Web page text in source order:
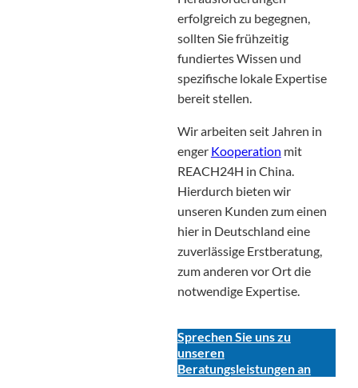
erfolgreich zu begegnen,
sollten Sie frühzeitig
fundiertes Wissen und
spezifische lokale Expertise
bereit stellen.
Wir arbeiten seit Jahren in
enger Kooperation mit
REACH24H in China.
Hierdurch bieten wir
unseren Kunden zum einen
hier in Deutschland eine
zuverlässige Erstberatung,
zum anderen vor Ort die
notwendige Expertise.
Sprechen Sie uns zu
unseren
Beratungsleistungen an